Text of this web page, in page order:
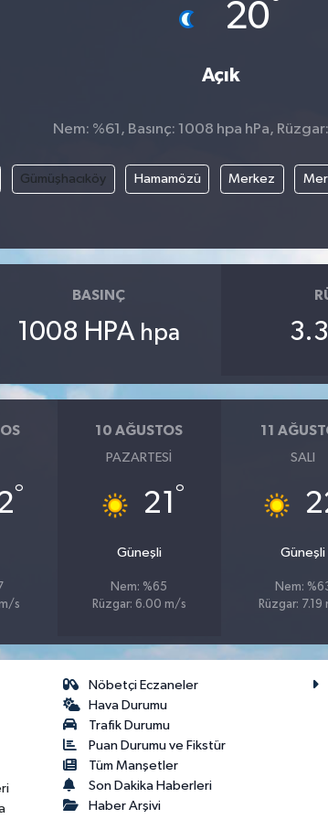
20
Açık
Nem: %61, Basınç: 1008 hpa hPa,
Gümüşhacıköy Hamamözü Merkez
BASINÇ
1008 HPA hpa
°
s
10 AĞUSTOS
PAZARTESI
21 °
Güneşli
Nem: %65
Rüzgar: 6.00 m/s
11
SALI
Güneşli
Nem:
Rüzgar: 7.19
Nöbetçi Eczaneler
Hava Durumu
Trafik Durumu
Puan Durumu ve Fikstür
Tüm Manşetler
Son Dakika Haberleri
Haber Arşivi